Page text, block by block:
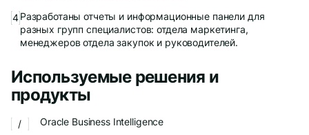
Разработаны отчеты и информационные панели для
разных групп специалистов: отдела маркетинга,
менеджеров отдела закупок и руководителей.
Используемые решения и
продукты
Oracle Business Intelligence